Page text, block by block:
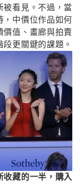
被看見。不過，當
，中價位作品如何
價值、畫廊與拍賣
更關鍵的課題。
收藏的一半，購入